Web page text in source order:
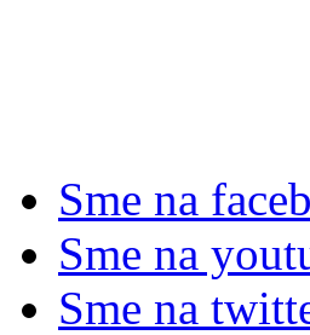
Sme na
Sme na
Sme na